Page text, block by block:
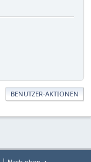
BENUTZER-AKTIONEN